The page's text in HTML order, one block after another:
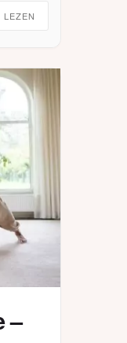
LEZEN
–